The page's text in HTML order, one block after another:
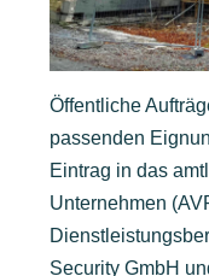
Öffentliche
passenden
Eintrag in das
Unternehmen
Security GmbH